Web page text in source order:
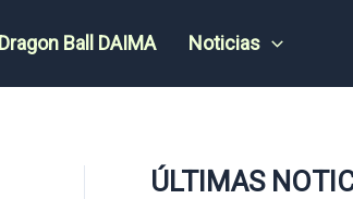
Dragon Ball DAIMA Noticias
ÚLTIMAS